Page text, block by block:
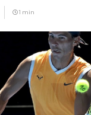
1 min